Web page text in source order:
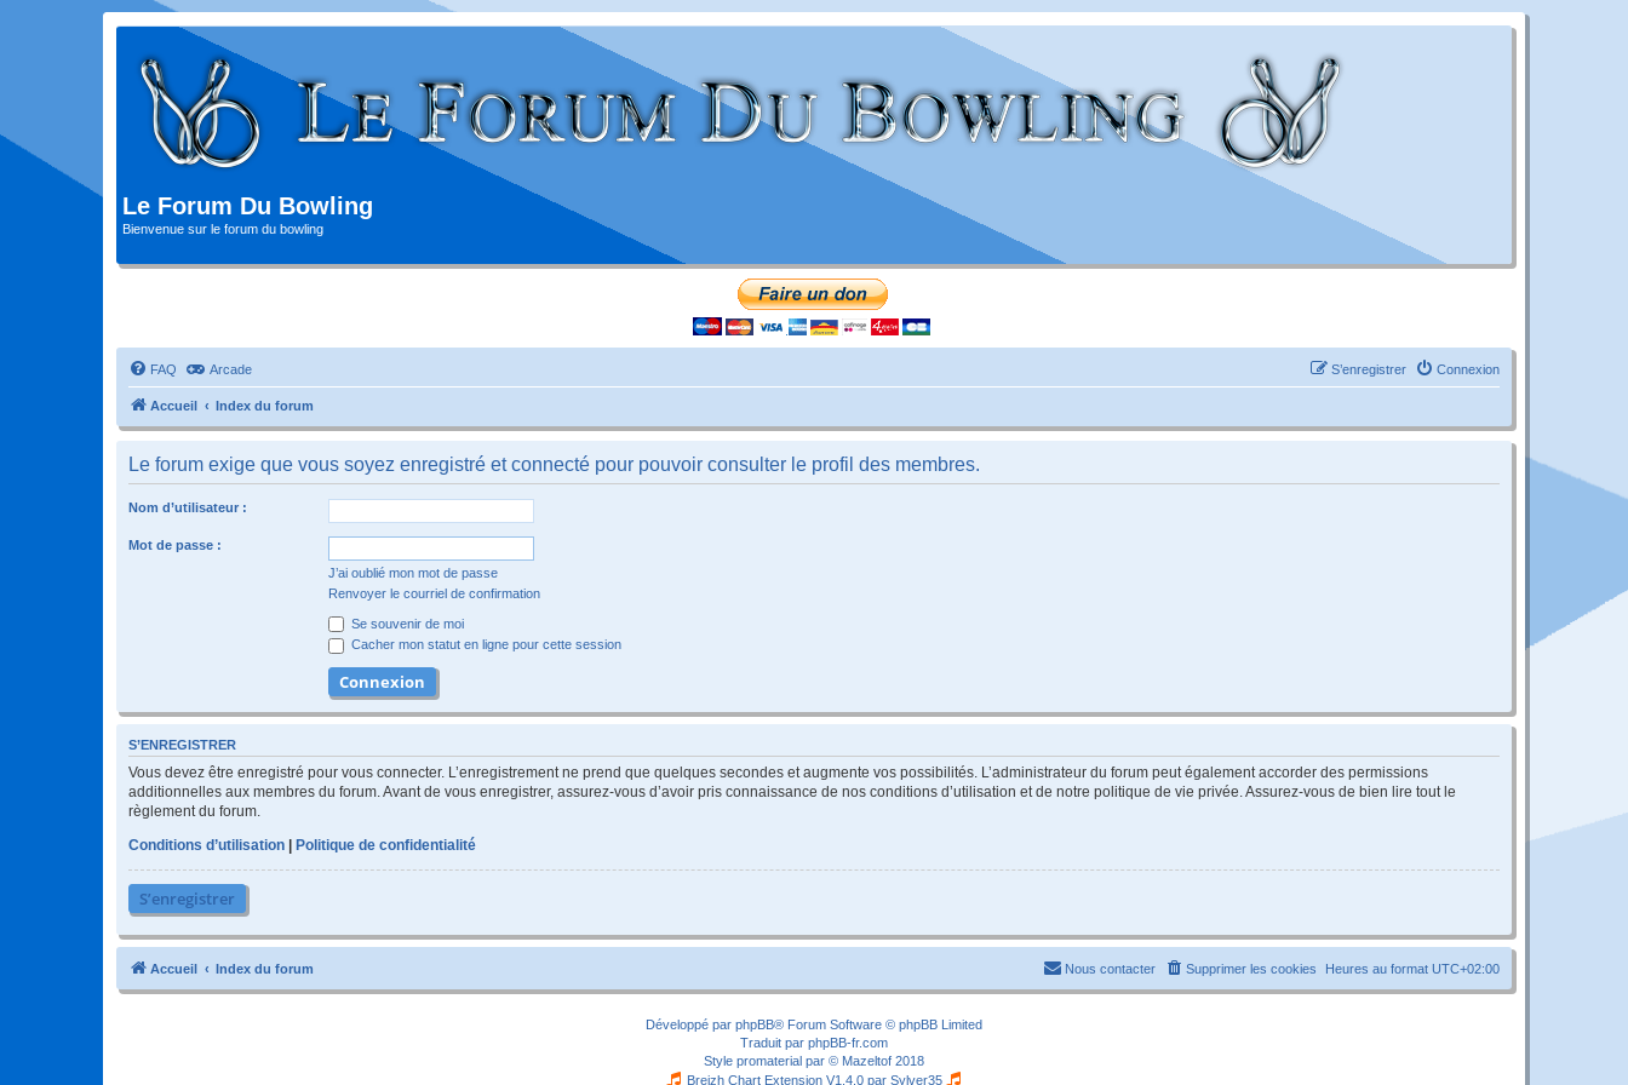
Le Forum Du Bowling
Bienvenue sur le forum du bowling
FAQ Arcade Connexion
S’enregistrer
Accueil Index du forum
Le forum exige que vous soyez enregistré et connecté pour pouvoir consulter le profil des membres.
Nom d’utilisateur :
Mot de passe :
J’ai oublié mon mot de passe
Renvoyer le courriel de confirmation
Se souvenir de moi
Cacher mon statut en ligne pour cette session
S’ENREGISTRER
Vous devez être enregistré pour vous connecter. L’enregistrement ne prend que quelques secondes et augmente vos possibilités. L’administrateur du forum peut également accorder des permissions
additionnelles aux membres du forum. Avant de vous enregistrer, assurez-vous d’avoir pris connaissance de nos conditions d’utilisation et de notre politique de vie privée. Assurez-vous de bien lire tout le
règlement du forum.
Conditions d’utilisation
Politique de confidentialité
S’enregistrer
Accueil Index du forum Heures au format UTC+02:00
Supprimer les cookies
Nous contacter
Développé par phpBB® Forum Software © phpBB Limited
Traduit par phpBB-fr.com
Style promaterial par © Mazeltof 2018
Breizh Chart Extension V1.4.0 par Sylver35